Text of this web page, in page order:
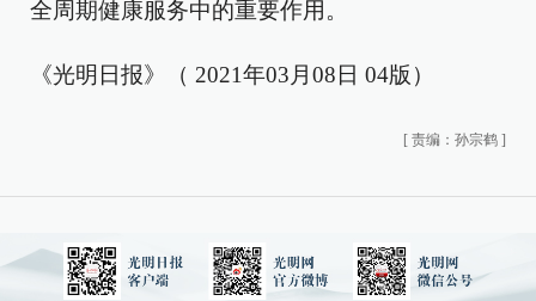
全周期健康服务中的重要作用。
《光明日报》（ 2021年03月08日 04版）
[ 责编：孙宗鹤 ]